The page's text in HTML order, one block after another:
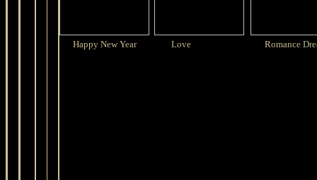
Happy New Year Love Romance